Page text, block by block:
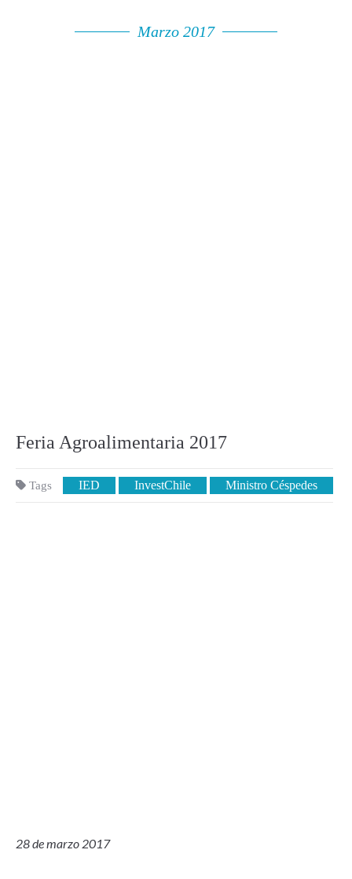
Marzo 2017
Feria Agroalimentaria 2017
Tags IED InvestChile Ministro Céspedes
28 de marzo 2017